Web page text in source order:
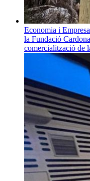
Economia i Empresa
la Fundació
comercialització de